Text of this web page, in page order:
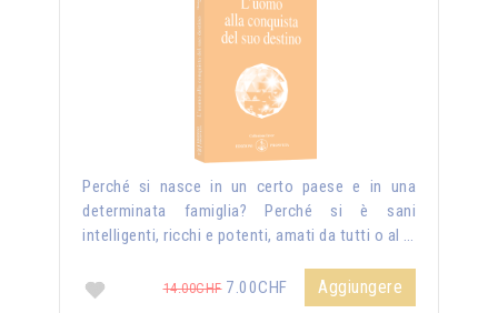
Perché si nasce in un certo paese e in una
determinata famiglia? Perché si è sani
intelligenti, ricchi e potenti, amati da tutti o al …
14.00CHF7.00CHF Aggiungere